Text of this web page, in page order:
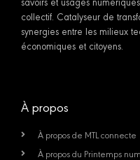
collectif. Catalyseur de
synergies entre les milieux
économiques et citoyens.
À propos
À propos de MTL connecte
À propos du Printemps